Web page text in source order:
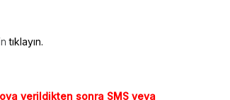
tıklayın.
verildikten sonra SMS veya